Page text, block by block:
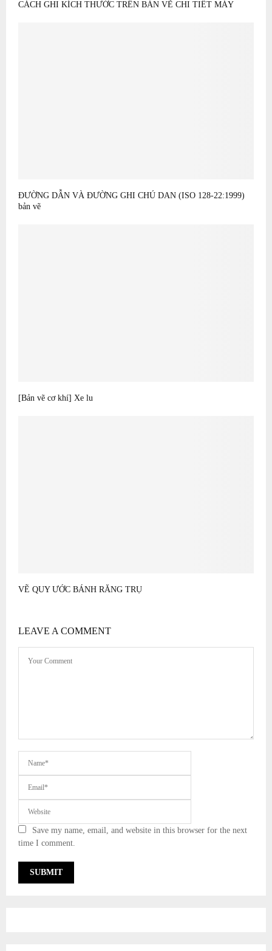
CÁCH GHI KÍCH THƯỚC TRÊN BẢN VẼ CHI TIẾT MÁY
ĐƯỜNG DẪN VÀ ĐƯỜNG GHI CHÚ DAN (ISO 128-22:1999)
bản vẽ
[Bản vẽ cơ khí] Xe lu
VẼ QUY ƯỚC BÁNH RĂNG TRỤ
LEAVE A COMMENT
Save my name, email, and website in this browser for the next
time I comment.